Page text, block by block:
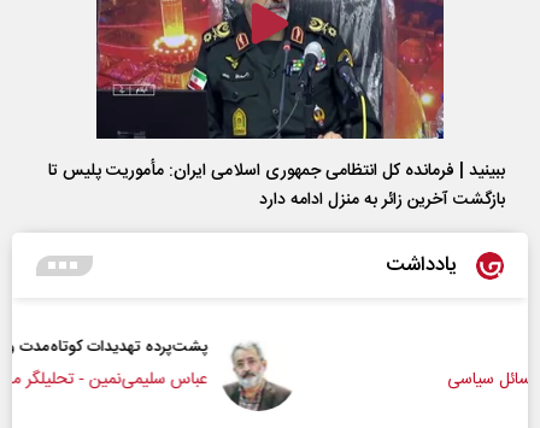
ببینید | فرمانده کل انتظامی جمهوری اسلامی ایران­: مأموریت پلیس تا
بازگشت آخرین زائر به منزل ادامه دارد
یادداشت
پشت‌پرده تهدیدات کوتاه‏‌مدت و ادعا‌های خلاف واقع
عباس سلیمی‌نمین - تحلیلگر مسائل سیاسی